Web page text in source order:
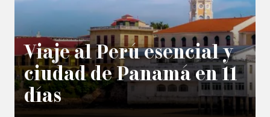
Viaje al Perú esencial y
ciudad de Panamá en 11
días